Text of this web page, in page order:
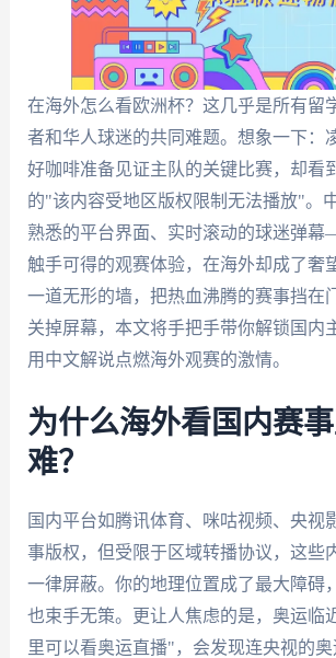
在海外怎么看欧洲杯？这几乎是所有留
者和华人球迷的共同难题。想象一下：
好咖啡准备见证主队的关键比赛，却看
的"该内容受地区版权限制无法播放"。
熟悉的平台界面、实时滚动的球迷弹
触手可得的观赛体验，在海外却成了奢
一道无形的墙，把热血沸腾的赛事挡在
关掉屏幕，本文将手把手带你解锁国内
用中文解说点燃海外观赛的激情。
为什么海外看国内赛
难？
国内平台如腾讯体育、咪咕视频、央视
事版权，但受限于区域转播协议，这些
一律屏蔽。你的地理位置成了最大障碍
也束手无策。更让人焦虑的是，奥运临
里可以看奥运直播"，会发现连央视的